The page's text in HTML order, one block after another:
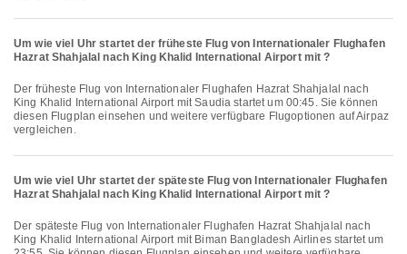
Um wie viel Uhr startet der früheste Flug von Internationaler Flughafen
Hazrat Shahjalal nach King Khalid International Airport mit ?
Der früheste Flug von Internationaler Flughafen Hazrat Shahjalal nach
King Khalid International Airport mit Saudia startet um 00:45. Sie können
diesen Flugplan einsehen und weitere verfügbare Flugoptionen auf Airpaz
vergleichen.
Um wie viel Uhr startet der späteste Flug von Internationaler Flughafen
Hazrat Shahjalal nach King Khalid International Airport mit ?
Der späteste Flug von Internationaler Flughafen Hazrat Shahjalal nach
King Khalid International Airport mit Biman Bangladesh Airlines startet um